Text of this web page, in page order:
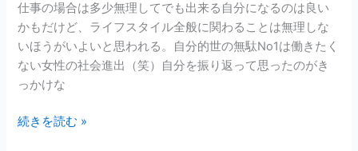
仕事の場合は多少無理してでも出来る自分になるのは良い
かもだけど、ライフスタイル全般に関わることは無理しな
いほうがいよいと思われる。自分的世の無駄No1は働きたく
ない女性の社会進出（笑）自分を振り返って思ったのがき
っかけな
る
ほ
ど
の
事
か
続きを読む »